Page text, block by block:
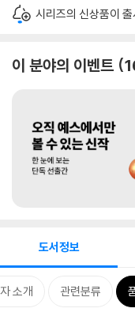
시리즈의 신상품이
이 분야의 이벤트
도서정보
소개 관련분류